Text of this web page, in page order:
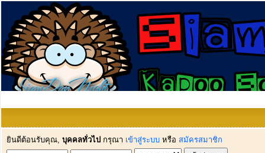
ยินดีต้อนรับคุณ, บุคคลทั่วไป กรุณา เข้าสู่ระบบ หรือ สมัครสมาชิก